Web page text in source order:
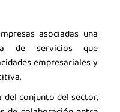
asociadas una
de servicios que
empresariales y
del conjunto del sector,